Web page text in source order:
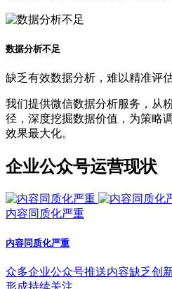
数据分析不足
缺乏有效数据分析，难以精准评
我们提供微信数据分析服务，从
径，深度挖掘数据价值，为策略
效果最大化。
企业公众号运营现状
内容同质化严重
内容同质化严重
众多企业公众号推送内容缺乏创